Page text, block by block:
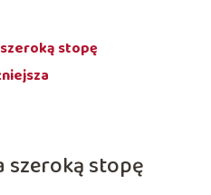
stopę
szeroką stopę